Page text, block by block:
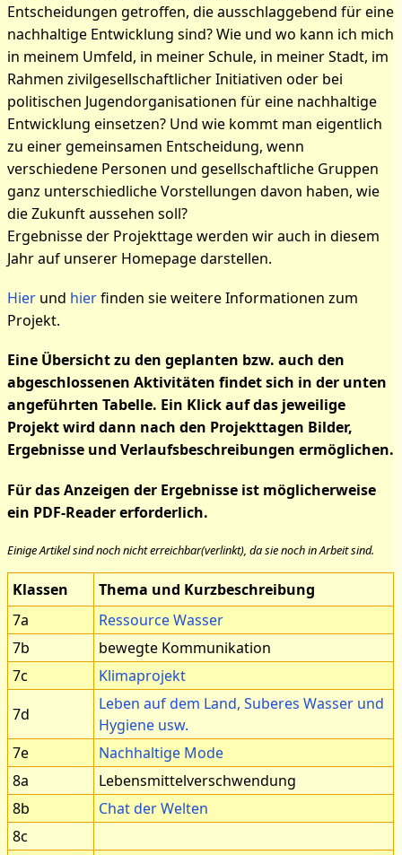
Entscheidungen getroffen, die ausschlaggebend für eine
nachhaltige Entwicklung sind? Wie und wo kann ich mich
in meinem Umfeld, in meiner Schule, in meiner Stadt, im
Rahmen zivilgesellschaftlicher Initiativen oder bei
politischen Jugendorganisationen für eine nachhaltige
Entwicklung einsetzen? Und wie kommt man eigentlich
zu einer gemeinsamen Entscheidung, wenn
verschiedene Personen und gesellschaftliche Gruppen
ganz unterschiedliche Vorstellungen davon haben, wie
die Zukunft aussehen soll?
Ergebnisse der Projekttage werden wir auch in diesem
Jahr auf unserer Homepage darstellen.
Hier und hierfinden sie weitere Informationen zum
Projekt.
Eine Übersicht zu den geplanten bzw. auch den
abgeschlossenen Aktivitäten findet sich in der unten
angeführten Tabelle. Ein Klick auf das jeweilige
Projekt wird dann nach den Projekttagen Bilder,
Ergebnisse und Verlaufsbeschreibungen ermöglichen.
Für das Anzeigen der Ergebnisse ist möglicherweise
ein PDF-Reader erforderlich.
Einige Artikel sind noch nicht erreichbar(verlinkt), da sie noch in Arbeit sind.
Klassen
Thema und Kurzbeschreibung
7a
Ressource Wasser
7b
bewegte Kommunikation
7c
Klimaprojekt
7d
Leben auf dem Land, Suberes Wasser und
Hygiene usw.
7e
Nachhaltige Mode
8a
Lebensmittelverschwendung
8b
Chat der Welten
8c